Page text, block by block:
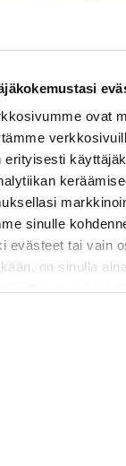
ovat
erityisesti
sinulle
evästeet tai vain
on sinulla
muita
Lataa lisää